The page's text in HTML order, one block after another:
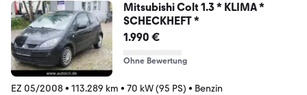
Mitsubishi Colt 1.3 * KLIMA *
SCHECKHEFT *
1.990 €
Ohne Bewertung
EZ 05/2008• 113.289 km • 70 kW (95 PS) • Benzin